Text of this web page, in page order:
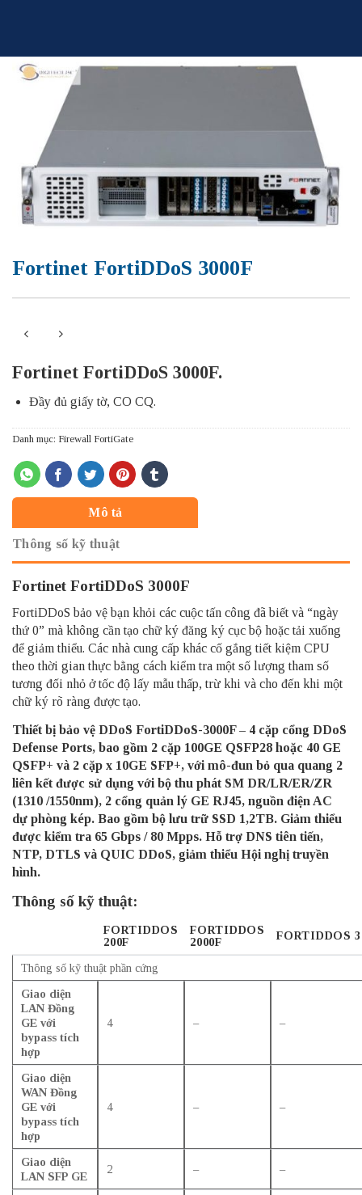
Fortinet FortiDDoS 3000F
Fortinet FortiDDoS 3000F.
Đầy đủ giấy tờ, CO CQ.
Danh mục: Firewall FortiGate
Mô tả
Thông số kỹ thuật
Fortinet FortiDDoS 3000F
FortiDDoS bảo vệ bạn khỏi các cuộc tấn công đã biết và “ngày
thứ 0” mà không cần tạo chữ ký đăng ký cục bộ hoặc tải xuống
để giảm thiểu. Các nhà cung cấp khác cố gắng tiết kiệm CPU
theo thời gian thực bằng cách kiểm tra một số lượng tham số
tương đối nhỏ ở tốc độ lấy mẫu thấp, trừ khi và cho đến khi một
chữ ký rõ ràng được tạo.
Thiết bị bảo vệ DDoS FortiDDoS-3000F – 4 cặp cổng DDoS
Defense Ports, bao gồm 2 cặp 100GE QSFP28 hoặc 40 GE
QSFP+ và 2 cặp x 10GE SFP+, với mô-đun bỏ qua quang 2
liên kết được sử dụng với bộ thu phát SM DR/LR/ER/ZR
(1310 /1550nm), 2 cổng quản lý GE RJ45, nguồn điện AC
dự phòng kép. Bao gồm bộ lưu trữ SSD 1,2TB. Giảm thiểu
được kiểm tra 65 Gbps / 80 Mpps. Hỗ trợ DNS tiên tiến,
NTP, DTLS và QUIC DDoS, giảm thiểu Hội nghị truyền
hình.
Thông số kỹ thuật:
FORTIDDOS
200F
FORTIDDOS
2000F
FORTIDDOS
Thông số kỹ thuật phần cứng
Giao diện
LAN Đồng
GE với
bypass tích
hợp
4 – –
Giao diện
WAN Đồng
GE với
bypass tích
hợp
4 – –
Giao diện
LAN SFP GE
2 – –